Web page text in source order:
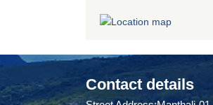
Contact details